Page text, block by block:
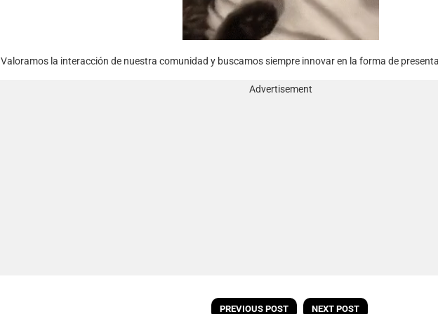
Valoramos la interacción de nuestra comunidad y buscamos siempre innovar en la forma de
Advertisement
PREVIOUS POST NEXT POST